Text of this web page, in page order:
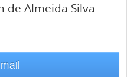
de Almeida Silva